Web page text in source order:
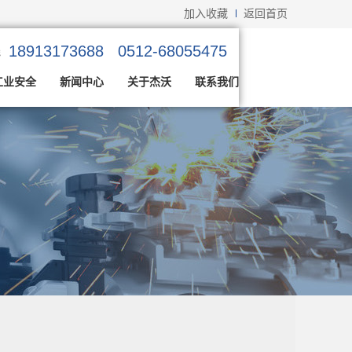
加入收藏 返回首页
18913173688 0512-68055475
业安全 新闻中心 关于杰沃 联系我们